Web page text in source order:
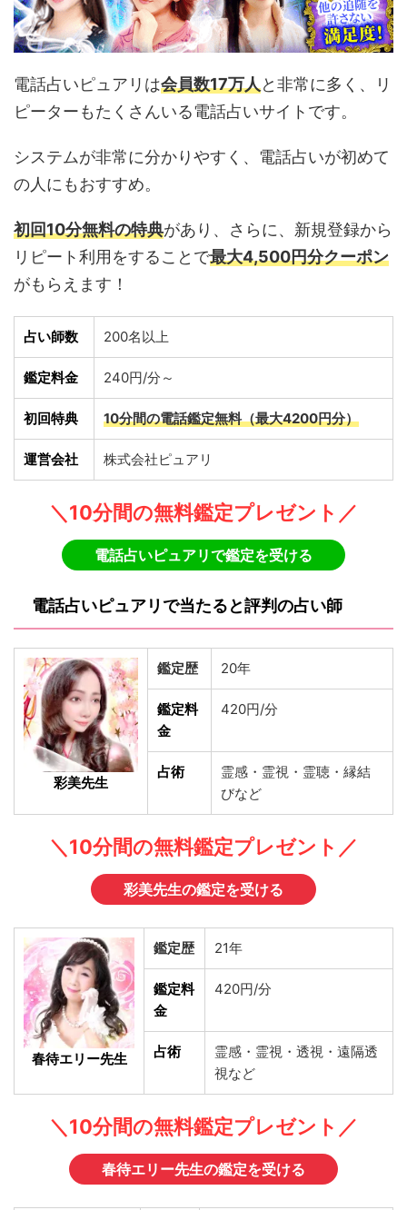
電話占いピュアリは会員数17万人と非常に多く、リ
ピーターもたくさんいる電話占いサイトです。
システムが非常に分かりやすく、電話占いが初めて
の人にもおすすめ。
初回10分無料の特典があり、さらに、新規登録から
リピート利用をすることで最大4,500円分クーポン
がもらえます！
占い師数 200名以上
鑑定料金 240円/分～
初回特典 10分間の電話鑑定無料（最大4200円分）
運営会社 株式会社ピュアリ
＼10分間の無料鑑定プレゼント／
電話占いピュアリで鑑定を受ける
電話占いピュアリで当たると評判の占い師
彩美先生
鑑定歴 20年
鑑定料
金
420円/分
占術
霊感・霊視・霊聴・縁結
びなど
＼10分間の無料鑑定プレゼント／
彩美先生の鑑定を受ける
春待エリー先生
鑑定歴 21年
鑑定料
金
420円/分
占術
霊感・霊視・透視・遠隔透
視など
＼10分間の無料鑑定プレゼント／
春待エリー先生の鑑定を受ける